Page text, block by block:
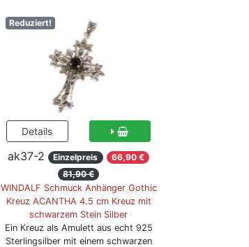
Reduziert!
ak37-2 Einzelpreis
66,90 €
81,90 €
WINDALF Schmuck Anhänger Gothic
Kreuz ACANTHA 4.5 cm Kreuz mit
schwarzem Stein Silber
Ein Kreuz als Amulett aus echt 925
Sterlingsilber mit einem schwarzen